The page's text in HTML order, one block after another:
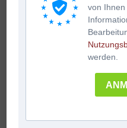
von
werden.